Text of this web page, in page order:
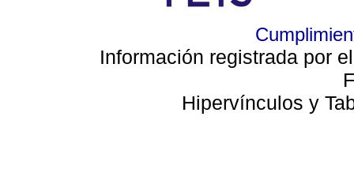
Información registrada por
Hipervínculos y